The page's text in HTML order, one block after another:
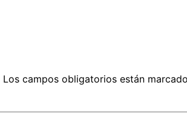
Los campos obligatorios están